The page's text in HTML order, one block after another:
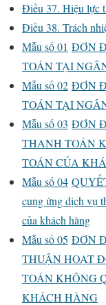
Điều 37. Hiệu lực
Điều 38. Trách
Mẫu số 01 ĐƠN
TOÁN TẠI
Mẫu số 02 ĐƠN
TOÁN TẠI
Mẫu số 03 ĐƠN
THANH TOÁN
TOÁN CỦA
Mẫu số 04
cung ứng dịch vụ
của khách hàng
Mẫu số 05 ĐƠN
THUẬN HOẠT
TOÁN KHÔNG
KHÁCH HÀNG